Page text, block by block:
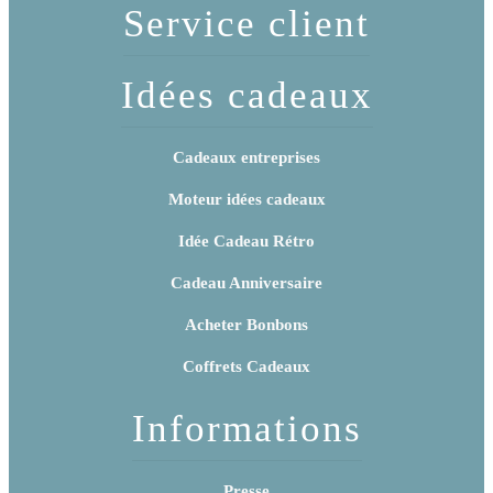
Service client
Idées cadeaux
Cadeaux entreprises
Moteur idées cadeaux
Idée Cadeau Rétro
Cadeau Anniversaire
Acheter Bonbons
Coffrets Cadeaux
Informations